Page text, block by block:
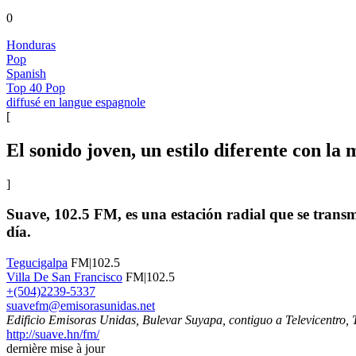
0
Honduras
Pop
Spanish
Top 40 Pop
diffusé en langue espagnole
[
El sonido joven, un estilo diferente con la
]
Suave, 102.5 FM, es una estación radial que se
día.
Tegucigalpa FM|102.5
Villa De San Francisco FM|102.5
+(504)2239-5337
suavefm@emisorasunidas.net
Edificio Emisoras Unidas, Bulevar Suyapa, contiguo a Televicentro,
http://suave.hn/fm/
dernière mise à jour